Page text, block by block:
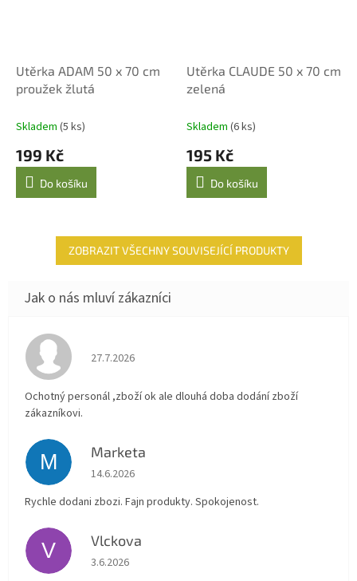
Utěrka ADAM 50 x 70 cm
proužek žlutá
Skladem (5 ks)
199 Kč
Do košíku
Utěrka CLAUDE 50 x 70 cm
zelená
Skladem (6 ks)
195 Kč
Do košíku
ZOBRAZIT VŠECHNY SOUVISEJÍCÍ PRODUKTY
Hodnocení obchodu je 4 z 5 hvězdiček.
27.7.2026
Ochotný personál ,zboží ok ale dlouhá doba dodání zboží
zákazníkovi.
M Marketa
Hodnocení obchodu je 5 z 5 hvězdiček.
14.6.2026
Rychle dodani zbozi. Fajn produkty. Spokojenost.
V Vlckova
Hodnocení obchodu je 5 z 5 hvězdiček.
3.6.2026